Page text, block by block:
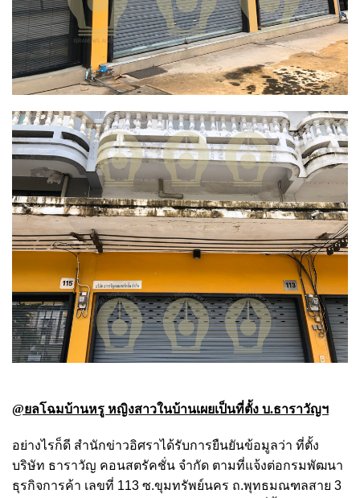
@ยลโฉมบ้านหรู หญิงสาวในบ้านเผยเป็นที่ตั้ง บ.ธาราวัญฯ
อย่างไรก็ดี สำนักข่าวอิศราได้รับการยืนยันข้อมูลว่า ที่ตั้ง
บริษัท ธาราวัญ คอนสตรัคชั่น จำกัด ตามที่แจ้งต่อกรมพัฒนา
ธุรกิจการค้า เลขที่ 113 ซ.ขุมทรัพย์นคร ถ.พุทธมณฑลสาย 3